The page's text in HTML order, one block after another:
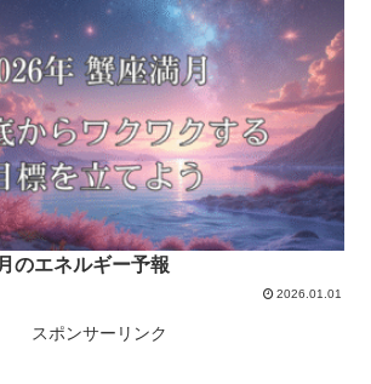
のエネルギー予報
2026.01.01
スポンサーリンク